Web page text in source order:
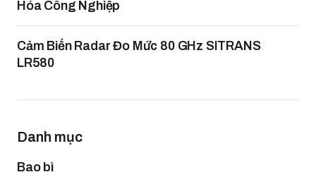
Hóa Công Nghiệp
Cảm Biến Radar Đo Mức 80 GHz SITRANS
LR580
Danh mục
Bao bì